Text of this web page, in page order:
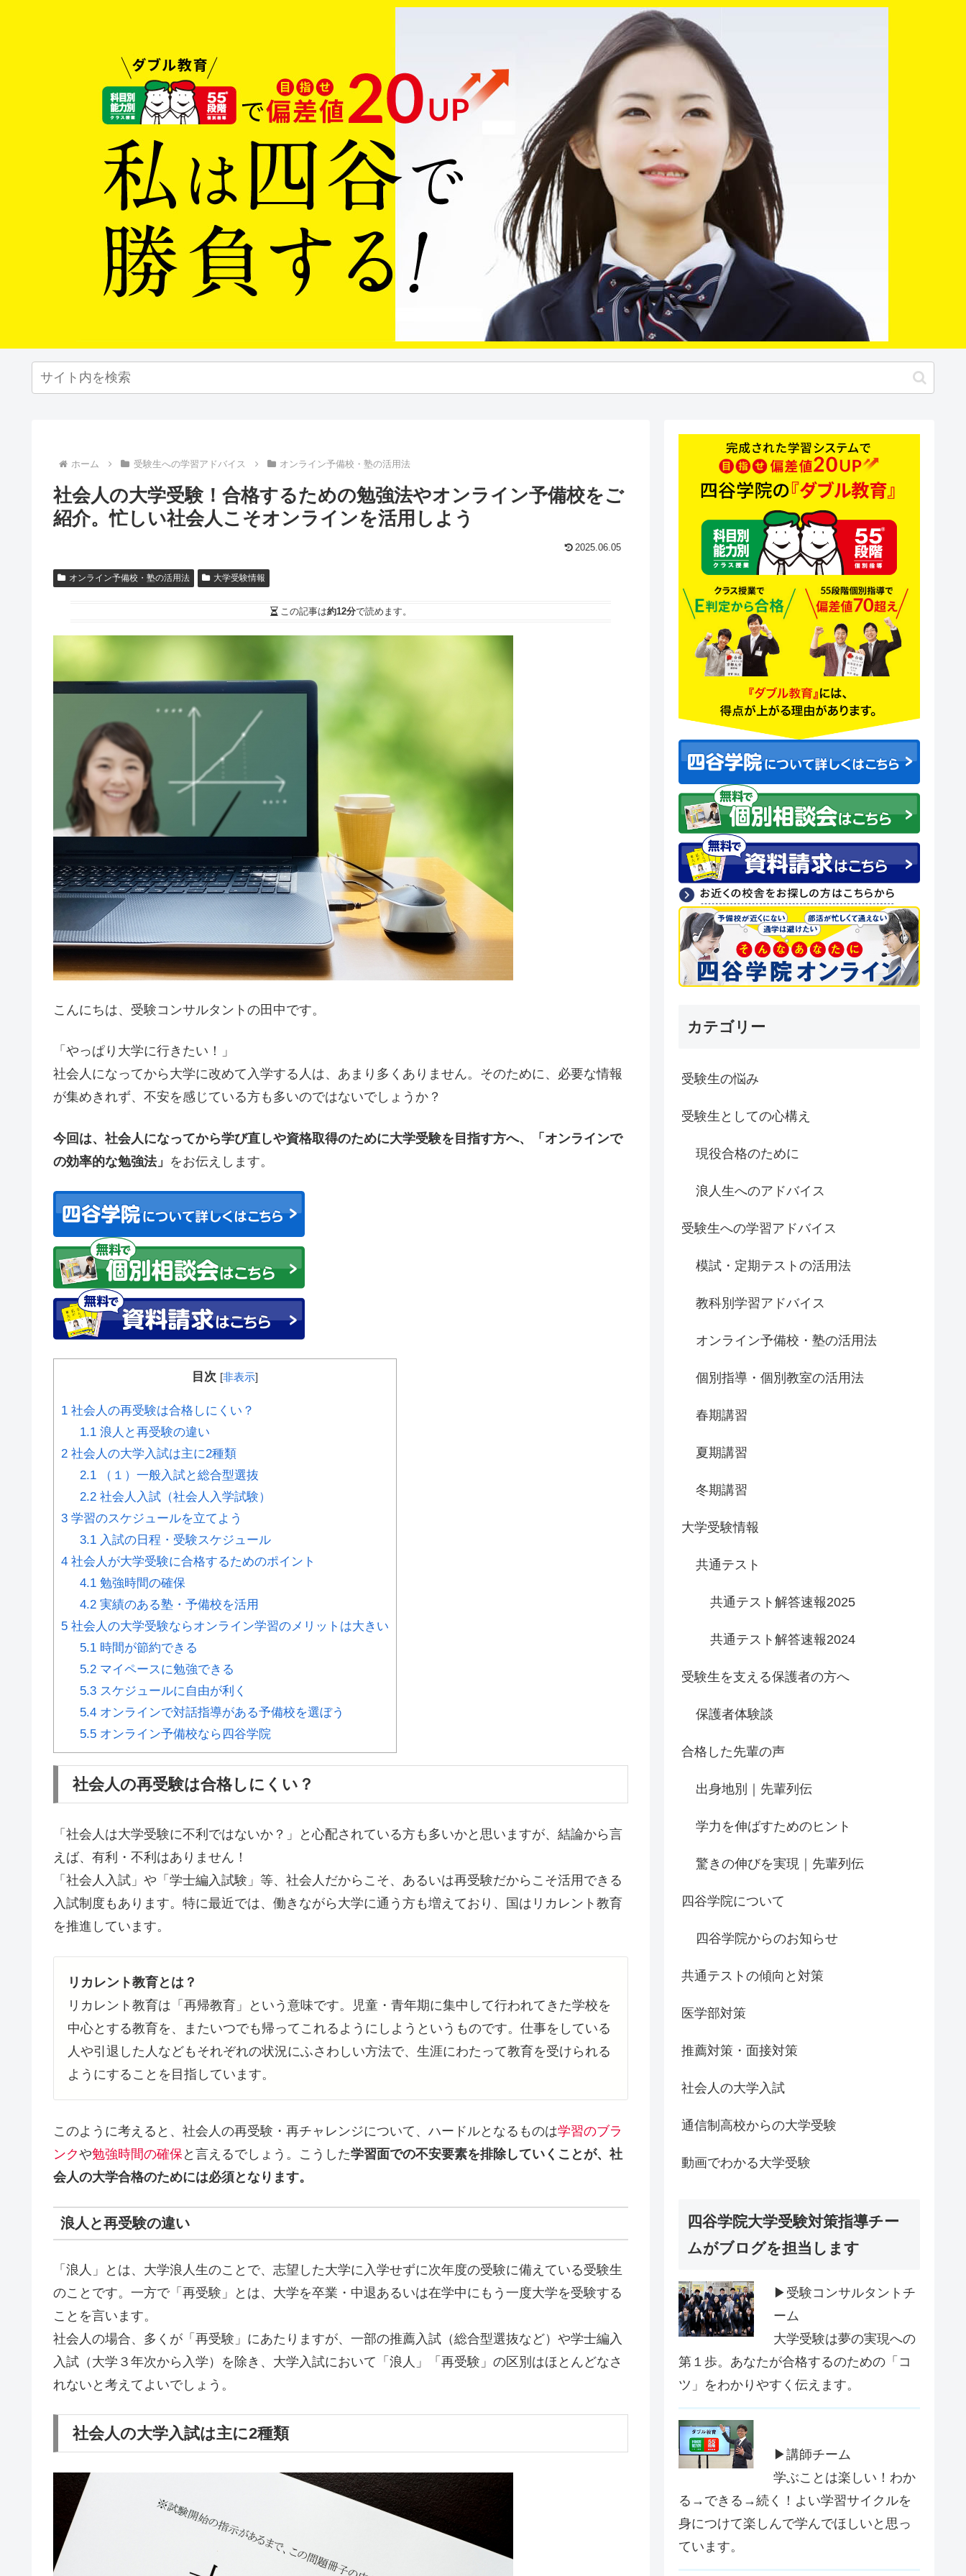
ホーム 受験生への学習アドバイス オンライン予備校・塾の活用法
社会人の大学受験！合格するための勉強法やオンライン予備校をご
紹介。忙しい社会人こそオンラインを活用しよう
2025.06.05
オンライン予備校・塾の活用法 大学受験情報
この記事は約12分で読めます。
こんにちは、受験コンサルタントの田中です。
「やっぱり大学に行きたい！」
社会人になってから大学に改めて入学する人は、あまり多くありません。そのために、必要な情報
が集めきれず、不安を感じている方も多いのではないでしょうか？
今回は、社会人になってから学び直しや資格取得のために大学受験を目指す方へ、「オンラインで
の効率的な勉強法」 をお伝えします。
目次 [非表示]
1 社会人の再受験は合格しにくい？
1.1浪人と再受験の違い
2 社会人の大学入試は主に2種類
2.1（１）一般入試と総合型選抜
2.2社会人入試（社会人入学試験）
3 学習のスケジュールを立てよう
3.1入試の日程・受験スケジュール
4 社会人が大学受験に合格するためのポイント
4.1勉強時間の確保
4.2実績のある塾・予備校を活用
5 社会人の大学受験ならオンライン学習のメリットは大きい
5.1時間が節約できる
5.2マイペースに勉強できる
5.3スケジュールに自由が利く
5.4オンラインで対話指導がある予備校を選ぼう
5.5オンライン予備校なら四谷学院
社会人の再受験は合格しにくい？
「社会人は大学受験に不利ではないか？」と心配されている方も多いかと思いますが、 結論から言
えば、 有利・不利はありません！
「社会人入試」や「学士編入試験」等、社会人だからこそ、あるいは再受験だからこそ活用できる
入試制度もあります。特に最近では、働きながら大学に通う方も増えており、国はリカレント教育
を推進しています。
リカレント教育とは？
リカレント教育は「再帰教育」という意味です。児童・青年期に集中して行われてきた学校を
中心とする教育を、またいつでも帰ってこれるようにしようというものです。仕事をしている
人や引退した人などもそれぞれの状況にふさわしい方法で、生涯にわたって教育を受けられる
ようにすることを目指しています。
このように考えると、社会人の再受験・再チャレンジについて、ハードルとなるものは学習のブラ
ンクや勉強時間の確保 と言えるでしょう。こうした学習面での不安要素を排除していくことが、社
会人の大学合格のためには必須となります。
浪人と再受験の違い
「浪人」とは、大学浪人生のことで、志望した大学に入学せずに次年度の受験に備えている受験生
のことです。一方で「再受験」とは、大学を卒業・中退あるいは在学中にもう一度大学を受験する
ことを言います。
社会人の場合、多くが「再受験」にあたりますが、一部の推薦入試（総合型選抜など）や学士編入
入試（大学３年次から入学）を除き、大学入試において「浪人」「再受験」の区別はほとんどなさ
れないと考えてよいでしょう。
社会人の大学入試は主に2種類
カテゴリー
受験生の悩み
受験生としての心構え
現役合格のために
浪人生へのアドバイス
受験生への学習アドバイス
模試・定期テストの活用法
教科別学習アドバイス
オンライン予備校・塾の活用法
個別指導・個別教室の活用法
春期講習
夏期講習
冬期講習
大学受験情報
共通テスト
共通テスト解答速報2025
共通テスト解答速報2024
受験生を支える保護者の方へ
保護者体験談
合格した先輩の声
出身地別｜先輩列伝
学力を伸ばすためのヒント
驚きの伸びを実現｜先輩列伝
四谷学院について
四谷学院からのお知らせ
共通テストの傾向と対策
医学部対策
推薦対策・面接対策
社会人の大学入試
通信制高校からの大学受験
動画でわかる大学受験
四谷学院大学受験対策指導チー
ムがブログを担当します
▶受験コンサルタントチ
ーム
大学受験は夢の実現への
第１歩。あなたが合格するのための「コ
ツ」をわかりやすく伝えます。
▶講師チーム
学ぶことは楽しい！わか
る→できる→続く！よい学習サイクルを
身につけて楽しんで学んでほしいと思っ
ています。